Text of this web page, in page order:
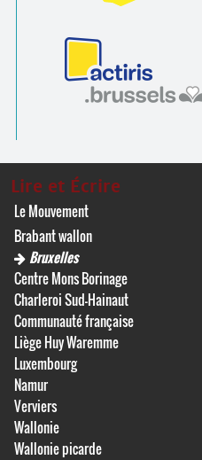
Lire et Écrire
Le Mouvement
Brabant wallon
Bruxelles
Centre Mons Borinage
Charleroi Sud-Hainaut
Communauté française
Liège Huy Waremme
Luxembourg
Namur
Verviers
Wallonie
Wallonie picarde